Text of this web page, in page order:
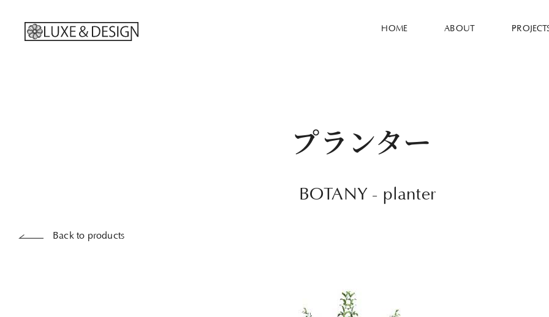
HOME ABOUT
プランター
BOTANY - planter
Back to products